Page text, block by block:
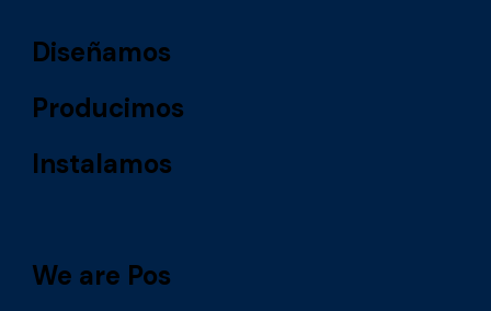
Diseñamos
Producimos
Instalamos
We are Pos